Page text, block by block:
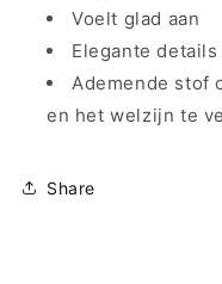
Voelt glad aan
Elegante
Ademende stof
en het welzijn te
Share